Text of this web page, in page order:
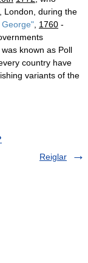
London, during the
1760 -
known as Poll
country have
variants of the
Reiglar